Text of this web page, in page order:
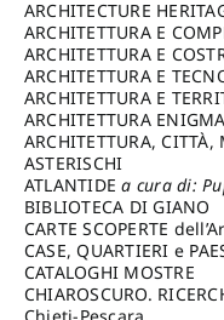
Claudio
ARCHITECTURE
DESIGN
ARCHITETTURA E
cura di: Piva Antonio
ARCHITETTURA E
cura di: Poretti Sergio
ARCHITETTURA E
cura di: Carrara
ARCHITETTURA E
cura di: Pietrogrande
ARCHITETTURA
cura di: Lenci Ruggero
ARCHITETTURA, CITTÀ,
a cura di: Valeriani Enrico
ASTERISCHI
ATLANTIDEa cura di:
Lionello
BIBLIOTECA DI GIANO
CARTE SCOPERTE
Storico Capitolino
CASE, QUARTIERI e
CATALOGHI MOSTRE
CHIAROSCURO.